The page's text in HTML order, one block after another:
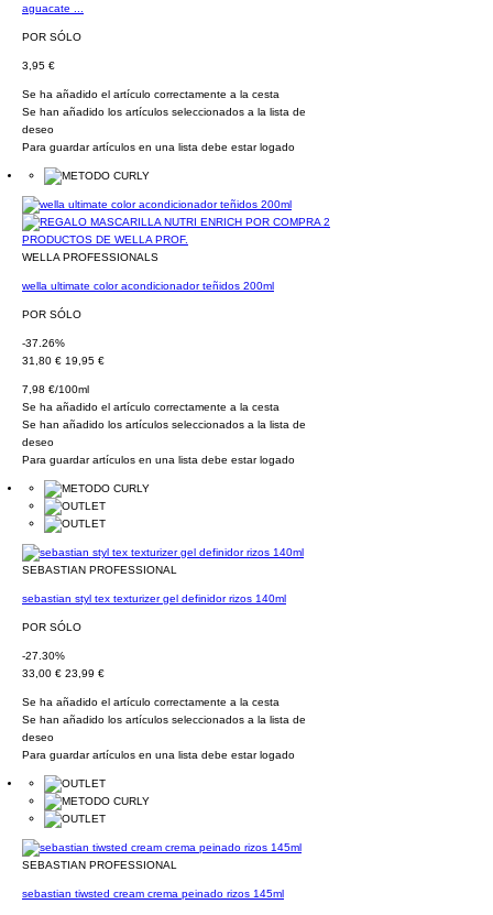
aguacate ...
POR SÓLO
3,95 €
Se ha añadido el artículo correctamente a la cesta
Se han añadido los artículos seleccionados a la lista de
deseo
Para guardar artículos en una lista debe estar logado
WELLA PROFESSIONALS
wella ultimate color acondicionador teñidos 200ml
POR SÓLO
-37.26%
31,80 € 19,95 €
7,98 €/100ml
Se ha añadido el artículo correctamente a la cesta
Se han añadido los artículos seleccionados a la lista de
deseo
Para guardar artículos en una lista debe estar logado
SEBASTIAN PROFESSIONAL
sebastian styl tex texturizer gel definidor rizos 140ml
POR SÓLO
-27.30%
33,00 € 23,99 €
Se ha añadido el artículo correctamente a la cesta
Se han añadido los artículos seleccionados a la lista de
deseo
Para guardar artículos en una lista debe estar logado
SEBASTIAN PROFESSIONAL
sebastian tiwsted cream crema peinado rizos 145ml